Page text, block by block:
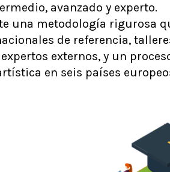
avanzado y experto.
una metodología rigurosa
de referencia,
externos, y un
en seis países